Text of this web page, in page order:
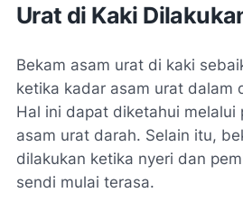
Urat di Kaki
Bekam asam urat di kaki
ketika kadar asam urat dalam
Hal ini dapat diketahui melalui
asam urat darah. Selain itu,
dilakukan ketika nyeri dan
sendi mulai terasa.